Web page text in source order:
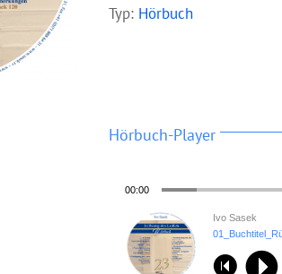
Typ: Hörbuch
Hörbuch-Player
00:00
Ivo Sasek